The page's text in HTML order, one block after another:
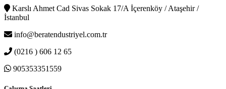
Karslı Ahmet Cad Sivas Sokak 17/A İçerenköy / Ataşehir /
İstanbul
info@beratendustriyel.com.tr
(0216 ) 606 12 65
905353351559